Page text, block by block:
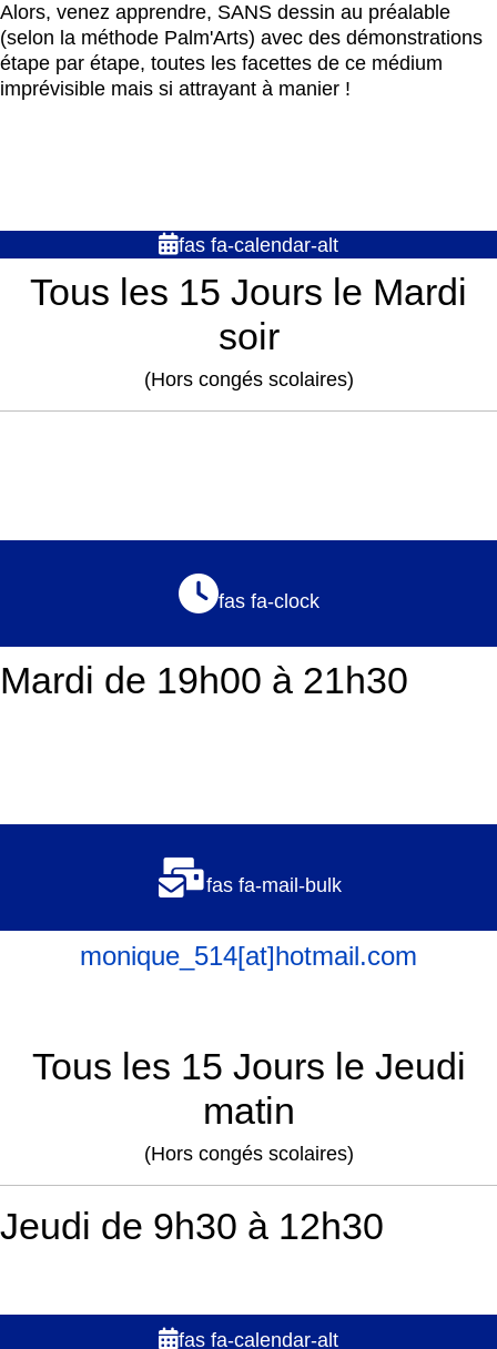
Alors, venez apprendre, SANS dessin au préalable
(selon la méthode Palm'Arts) avec des démonstrations
étape par étape, toutes les facettes de ce médium
imprévisible mais si attrayant à manier !
fas fa-calendar-alt
Tous les 15 Jours le Mardi
soir
(Hors congés scolaires)
fas fa-clock
Mardi de 19h00 à 21h30
fas fa-mail-bulk
monique_514[at]hotmail.com
Tous les 15 Jours le Jeudi
matin
(Hors congés scolaires)
Jeudi de 9h30 à 12h30
fas fa-calendar-alt